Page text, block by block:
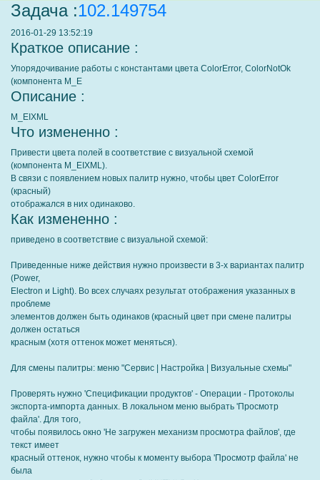
Задача :102.149754
2016-01-29 13:52:19
Краткое описание :
Упорядочивание работы с константами цвета ColorError, ColorNotOk
(компонента M_E
Описание :
M_EIXML
Что измененно :
Привести цвета полей в соответствие с визуальной схемой
(компонента M_EIXML).
В связи с появлением новых палитр нужно, чтобы цвет ColorError
(красный)
отображался в них одинаково.
Как измененно :
приведено в соответствие с визуальной схемой:
Приведенные ниже действия нужно произвести в 3-х вариантах палитр
(Power,
Electron и Light). Во всех случаях результат отображения указанных в
проблеме
элементов должен быть одинаков (красный цвет при смене палитры
должен остаться
красным (хотя оттенок может меняться).
Для смены палитры: меню "Сервис | Настройка | Визуальные схемы"
Проверять нужно 'Спецификации продуктов' - Операции - Протоколы
экспорта-импорта данных. В локальном меню выбрать 'Просмотр
файла'. Для того,
чтобы появилось окно 'Не загружен механизм просмотра файлов', где
текст имеет
красный оттенок, нужно чтобы к моменту выбора 'Просмотр файла' не
была